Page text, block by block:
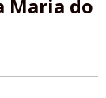
Maria do